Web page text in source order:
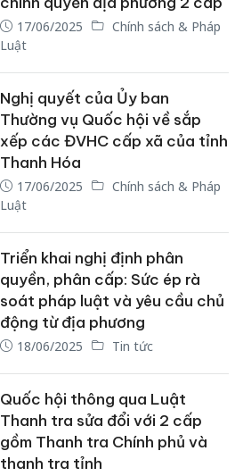
17/06/2025
Chính sách & Pháp
Luật
Nghị quyết của Ủy ban
Thường vụ Quốc hội về sắp
xếp các ĐVHC cấp xã của tỉnh
Thanh Hóa
17/06/2025
Chính sách & Pháp
Luật
Triển khai nghị định phân
quyền, phân cấp: Sức ép rà
soát pháp luật và yêu cầu chủ
động từ địa phương
18/06/2025 Tin tức
Quốc hội thông qua Luật
Thanh tra sửa đổi với 2 cấp
gồm Thanh tra Chính phủ và
thanh tra tỉnh